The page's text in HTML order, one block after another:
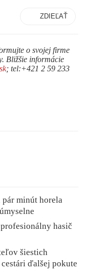
ZDIEĽAŤ
o svojej firme
Bližšie informácie
; tel:+421 2 59 233
minút horela
hasič
šiestich
ďalšej pokute